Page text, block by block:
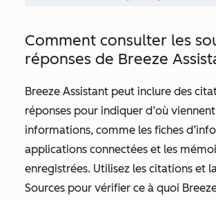
Comment consulter les
réponses de Breeze
Breeze Assistant peut inclure des
réponses pour indiquer d’où
informations, comme les fiches
applications connectées et les
enregistrées. Utilisez les citations et
Sources pour vérifier ce à quoi